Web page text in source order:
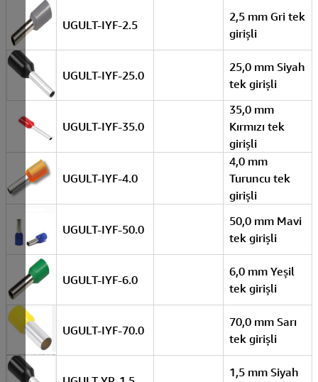
UGULT-IYF-2.5
2,5 mm Gri tek
girişli
UGULT-IYF-25.0
25,0 mm Siyah
tek girişli
UGULT-IYF-35.0
35,0 mm
Kırmızı tek
girişli
UGULT-IYF-4.0
4,0 mm
Turuncu tek
girişli
UGULT-IYF-50.0
50,0 mm Mavi
tek girişli
UGULT-IYF-6.0
6,0 mm Yeşil
tek girişli
UGULT-IYF-70.0
70,0 mm Sarı
tek girişli
1,5 mm Siyah